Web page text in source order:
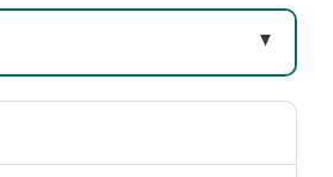
▼